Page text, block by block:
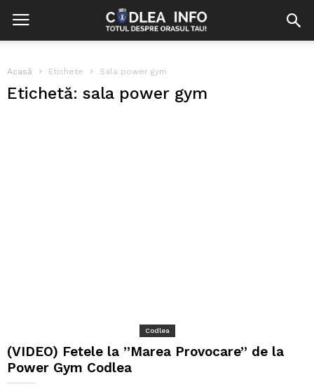
Acasă Etichete Sala power gym
Etichetă: sala power gym
Codlea
(VIDEO) Fetele la ”Marea Provocare” de la
Power Gym Codlea